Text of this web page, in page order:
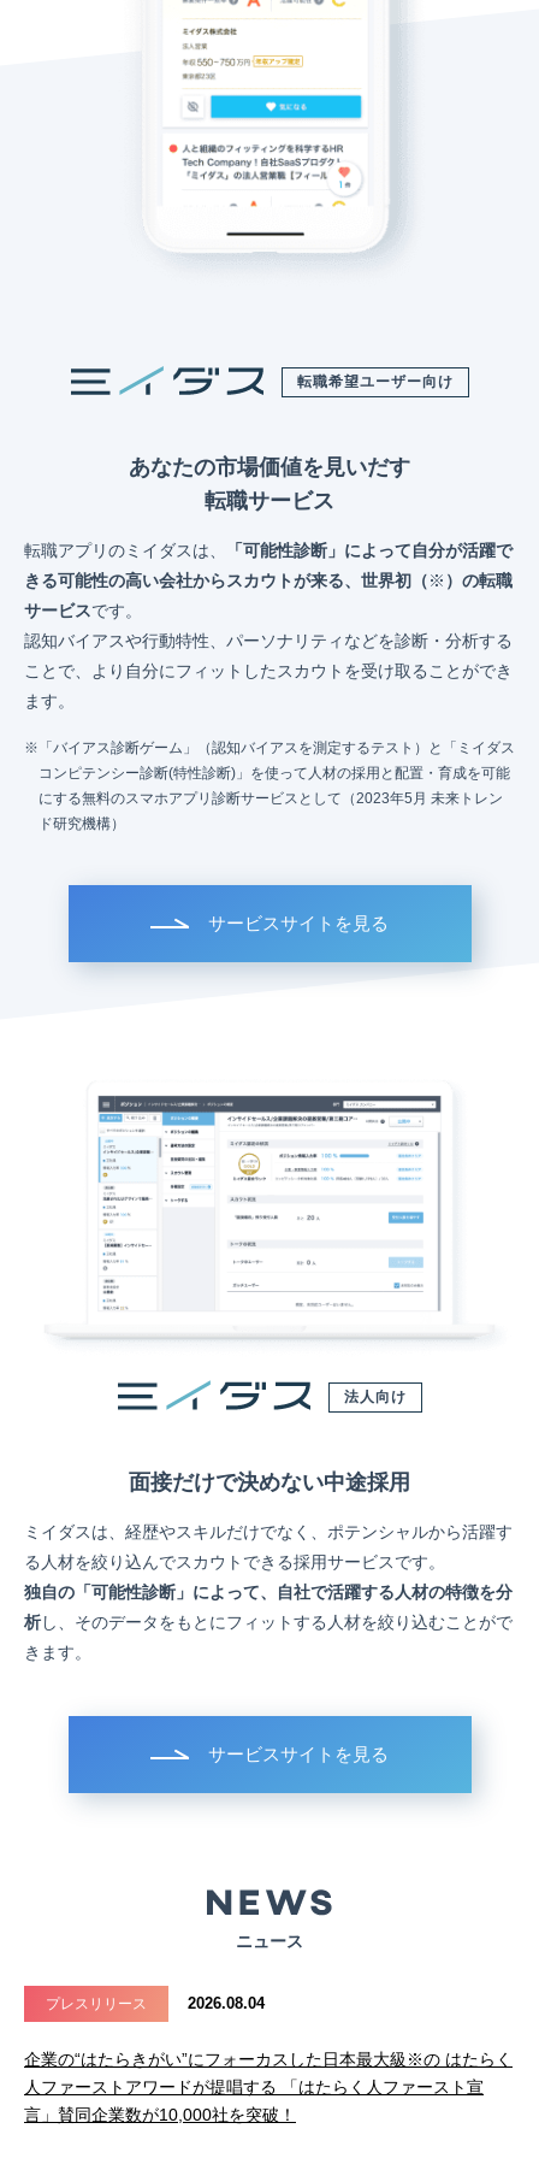
転職希望ユーザー向け
あなたの市場価値を見いだす
転職サービス
転職アプリのミイダスは、
「可能性診断」によって自分が活躍で
きる可能性の高い会社からスカウトが来る、世界初（※ ）の転職
サービスです。
認知バイアスや行動特性、パーソナリティなどを診断・分析する
ことで、より自分にフィットしたスカウトを受け取ることができ
ます。
「バイアス診断ゲーム」（認知バイアスを測定するテスト）と「ミイダス
コンピテンシー診断(特性診断)」を使って人材の採用と配置・育成を可能
にする無料のスマホアプリ診断サービスとして（2023年5月 未来トレン
ド研究機構）
サービスサイトを見る
法人向け
面接だけで決めない中途採用
ミイダスは、経歴やスキルだけでなく、ポテンシャルから活躍す
る人材を絞り込んでスカウトできる採用サービスです。
独自の「可能性診断」によって、自社で活躍する人材の特徴を分
析し、そのデータをもとにフィットする人材を絞り込むことがで
きます。
サービスサイトを見る
ニュース
プレスリリース 2026.08.04
企業の“はたらきがい”にフォーカスした日本最大級※の はたらく
人ファーストアワードが提唱する 「はたらく人ファースト宣
言」賛同企業数が10,000社を突破！